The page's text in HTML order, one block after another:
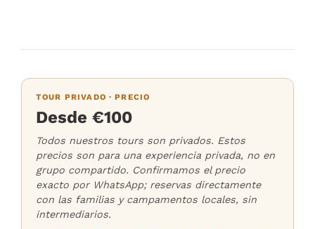
TOUR PRIVADO · PRECIO
Desde €100
Todos nuestros tours son privados. Estos
precios son para una experiencia privada, no en
grupo compartido. Confirmamos el precio
exacto por WhatsApp; reservas directamente
con las familias y campamentos locales, sin
intermediarios.